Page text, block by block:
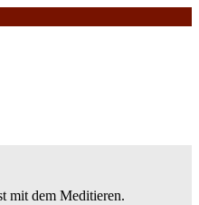
mit dem Meditieren.